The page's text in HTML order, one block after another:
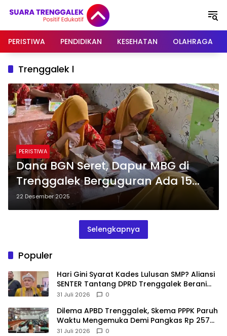
PERISTIWA
PENDIDIKAN KESEHATAN OLAHRAGA
Trenggalek l
PERISTIWA
Dana BGN Seret, Dapur MBG di
Trenggalek Berguguran Ada 15
SPPG Mandek
22 Desember 2025
Selengkapnya
Populer
Hari Gini Syarat Kades Lulusan SMP? Aliansi
SENTER Tantang DPRD Trenggalek Berani
Gunakan Open Legal Policy!
31 Juli 2026 0
Dilema APBD Trenggalek, Skema PPPK Paruh
Waktu Mengemuka Demi Pangkas Rp 257
Miliar
31 Juli 2026 0